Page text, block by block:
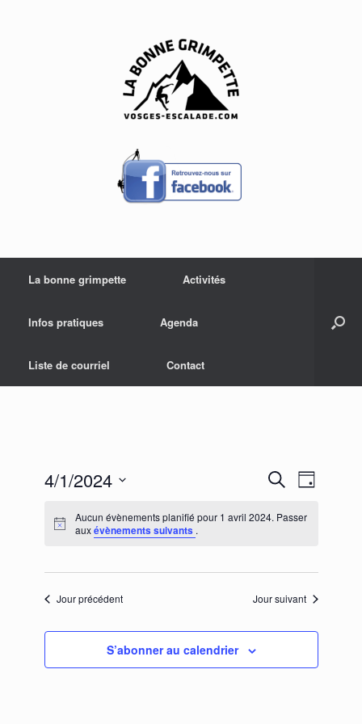
La bonne grimpette Activités
Infos pratiques Agenda
Liste de courriel Contact
Recherche
de
RechercheNavigation
de
Évènement
Jour
4/1/2024
une
date.
Aucun évènements planifié pour 1 avril 2024. Passer
auxévènements suivants .
Jour précédent Jour suivant
S’abonner au calendrier